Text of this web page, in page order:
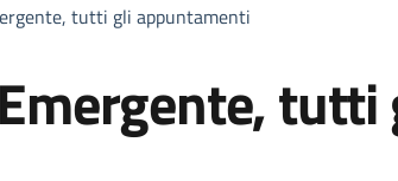
tutti gli appuntamenti
tutti